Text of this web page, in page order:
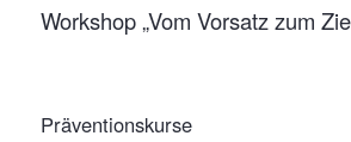
Workshop „Vom Vorsatz zum
Präventionskurse